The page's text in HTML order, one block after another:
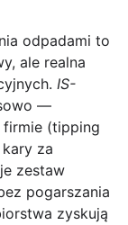
odpadami to
ale realna
IS-
—
firmie (tipping
za
zestaw
pogarszania
zyskują